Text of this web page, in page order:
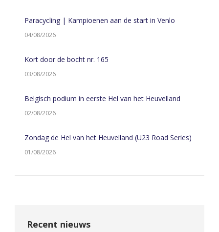
Paracycling | Kampioenen aan de start in Venlo
04/08/2026
Kort door de bocht nr. 165
03/08/2026
Belgisch podium in eerste Hel van het Heuvelland
02/08/2026
Zondag de Hel van het Heuvelland (U23 Road Series)
01/08/2026
Recent nieuws